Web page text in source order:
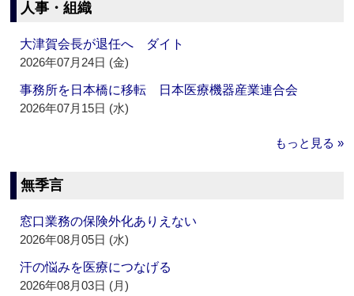
人事・組織
大津賀会長が退任へ ダイト
2026年07月24日 (金)
事務所を日本橋に移転 日本医療機器産業連合会
2026年07月15日 (水)
もっと見る »
無季言
窓口業務の保険外化ありえない
2026年08月05日 (水)
汗の悩みを医療につなげる
2026年08月03日 (月)